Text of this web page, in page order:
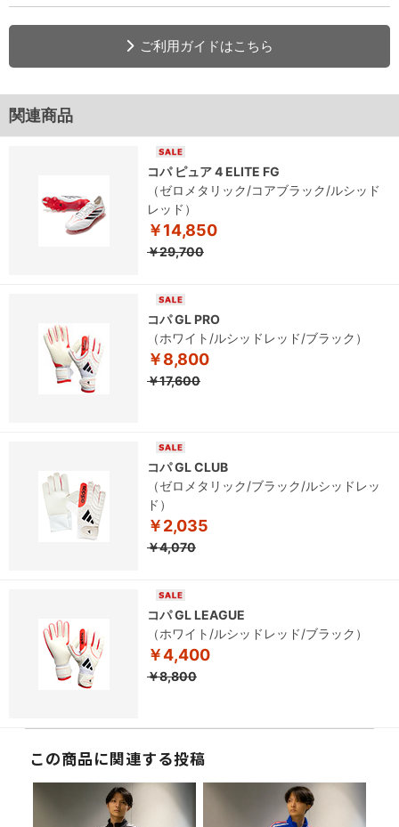
ご利用ガイドはこちら
関連商品
コパ ピュア 4 ELITE FG
（ゼロメタリック/コアブラック/ルシッド
レッド）
￥14,850
￥29,700
コパ GL PRO
（ホワイト/ルシッドレッド/ブラック）
￥8,800
￥17,600
コパ GL CLUB
（ゼロメタリック/ブラック/ルシッドレッ
ド）
￥2,035
￥4,070
コパ GL LEAGUE
（ホワイト/ルシッドレッド/ブラック）
￥4,400
￥8,800
この商品に関連する投稿